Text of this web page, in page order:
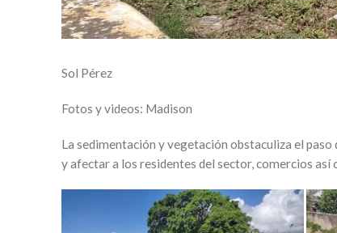
Sol Pérez
Fotos y videos: Madison
La sedimentación y vegetación obstaculiza el
y afectar a los residentes del sector, comercios